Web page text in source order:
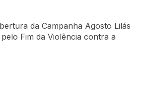
da Campanha Agosto Lilás
Fim da Violência contra a